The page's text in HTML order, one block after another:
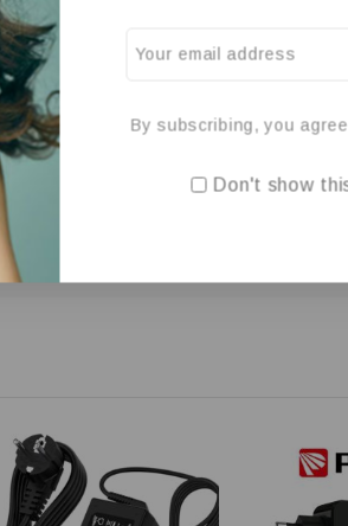
cm) senza margini
semplice da usare. Se per te è
By subscribing, you
Don't show